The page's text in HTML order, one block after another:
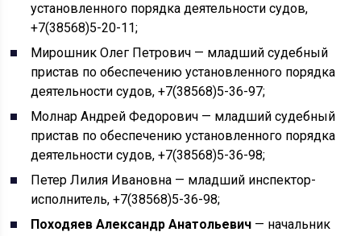
установленного порядка деятельности судов,
+7(38568)5-20-11;
Мирошник Олег Петрович — младший судебный
пристав по обеспечению установленного порядка
деятельности судов, +7(38568)5-36-97;
Молнар Андрей Федорович — младший судебный
пристав по обеспечению установленного порядка
деятельности судов, +7(38568)5-36-98;
Петер Лилия Ивановна — младший инспектор-
исполнитель, +7(38568)5-36-98;
Походяев Александр Анатольевич — начальник